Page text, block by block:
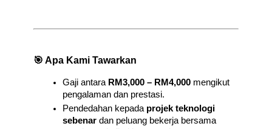
🎯 Apa Kami Tawarkan
Gaji antara RM3,000 – RM4,000 mengikut
pengalaman dan prestasi.
Pendedahan kepada projek teknologi
sebenar dan peluang bekerja bersama